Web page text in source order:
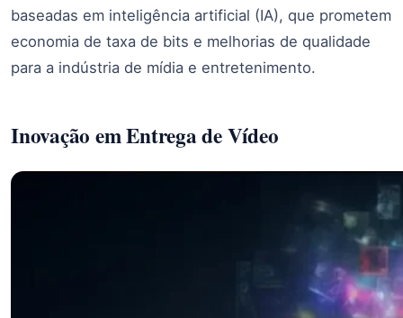
baseadas em inteligência artificial (IA), que prometem
economia de taxa de bits e melhorias de qualidade
para a indústria de mídia e entretenimento.
Inovação em Entrega de Vídeo